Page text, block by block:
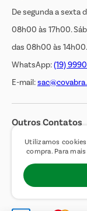
Utilizamos
compra. Para
De segunda a sexta
08h00 às 17h00.
das 08h00 às 14h00.
WhatsApp:(19)
E-mail:
Outros Contatos
Negócios Imobiliários
Trabalhe Conosco